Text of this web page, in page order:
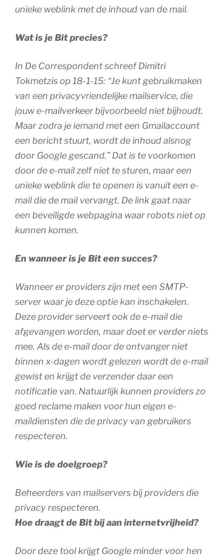
unieke weblink met de inhoud van de mail.
Wat is je Bit precies?
In De Correspondent schreef Dimitri
Tokmetzis op 18-1-15: “Je kunt gebruikmaken
van een privacyvriendelijke mailservice, die
jouw e-mailverkeer bijvoorbeeld niet bijhoudt.
Maar zodra je iemand met een Gmailaccount
een bericht stuurt, wordt de inhoud alsnog
door Google gescand.” Dat is te voorkomen
door de e-mail zelf niet te sturen, maar een
unieke weblink die te openen is vanuit een e-
mail die de mail vervangt. De link gaat naar
een beveiligde webpagina waar robots niet op
kunnen komen.
En wanneer is je Bit een succes?
Wanneer er providers zijn met een SMTP-
server waar je deze optie kan inschakelen.
Deze provider serveert ook de e-mail die
afgevangen worden, maar doet er verder niets
mee. Als de e-mail door de ontvanger niet
binnen x-dagen wordt gelezen wordt de e-mail
gewist en krijgt de verzender daar een
notificatie van. Natuurlijk kunnen providers zo
goed reclame maken voor hun eigen e-
maildiensten die de privacy van gebruikers
respecteren.
Wie is de doelgroep?
Beheerders van mailservers bij providers die
privacy respecteren.
Hoe draagt de Bit bij aan internetvrijheid?
Door deze tool krijgt Google minder voor hen